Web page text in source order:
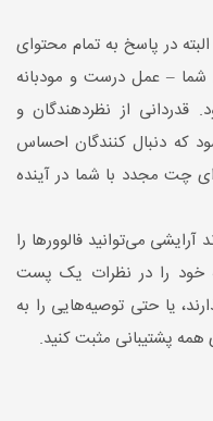
در پاسخ به تمام محتوای
– عمل درست و مودبانه
از نظردهندگان و
که دنبال کنندگان احساس
چت مجدد با شما در آینده
می‌توانید فالوورها را
خود را در نظرات یک پست
یا حتی توصیه‌هایی را به
همه پشتیبانی مثبت کنید.